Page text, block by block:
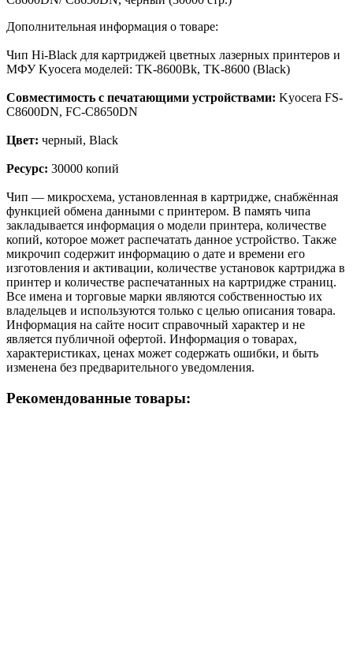
Дополнительная информация о товаре:
Чип Hi-Black для картриджей цветных лазерных принтеров и
МФУ Kyocera моделей: TK-8600Bk, TK-8600 (Black)
Совместимость с печатающими устройствами: Kyocera FS-
C8600DN, FC-C8650DN
Цвет: черный, Black
Ресурс: 30000 копий
Чип — микросхема, установленная в картридже, снабжённая
функцией обмена данными с принтером. В память чипа
закладывается информация о модели принтера, количестве
копий, которое может распечатать данное устройство. Также
микрочип содержит информацию о дате и времени его
изготовления и активации, количестве установок картриджа в
принтер и количестве распечатанных на картридже страниц.
Все имена и торговые марки являются собственностью их
владельцев и используются только с целью описания товара.
Информация на сайте носит справочный характер и не
является публичной офертой. Информация о товарах,
характеристиках, ценах может содержать ошибки, и быть
изменена без предварительного уведомления.
Рекомендованные товары: